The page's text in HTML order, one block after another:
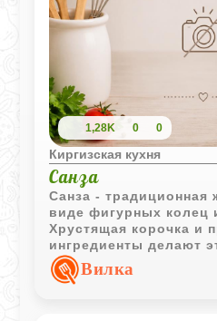
1,28K 0 0
Киргизская кухня
Санза
Санза - традиционная
виде фигурных колец
Хрустящая корочка и
ингредиенты делают
отличным
Вилка